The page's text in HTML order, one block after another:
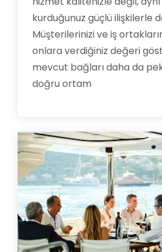
kurduğunuz güçlü ilişkilerle
Müşterilerinizi ve iş
onlara verdiğiniz değeri
mevcut bağları daha da
doğru ortam